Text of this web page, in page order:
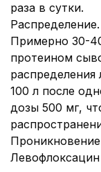
раза в сутки.
Распределение.
Примерно 30-
протеином
распределения
100 л после
дозы 500 мг,